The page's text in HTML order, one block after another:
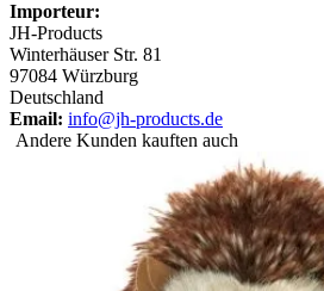
Importeur:
JH-Products
Winterhäuser Str. 81
97084 Würzburg
Deutschland
Email: info@jh-products.de
Andere Kunden kauften auch